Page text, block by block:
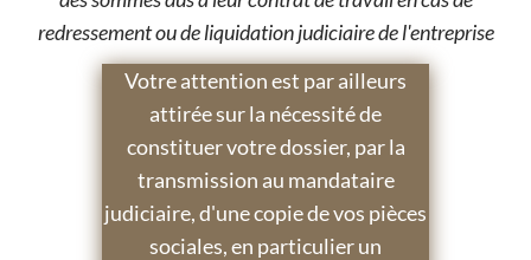
redressement ou de liquidation judiciaire de l'entreprise
Votre attention est par ailleurs
attirée sur la nécessité de
constituer votre dossier, par la
transmission au mandataire
judiciaire, d'une copie de vos pièces
sociales, en particulier un